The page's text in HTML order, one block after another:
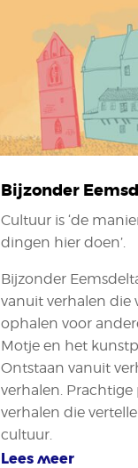
Bijzonder
Cultuur is ‘de
dingen hier doen’.
Bijzonder
vanuit verhalen die
ophalen voor
Motje en het
Ontstaan vanuit
verhalen. Prachtige
verhalen die
cultuur.
Lees meer